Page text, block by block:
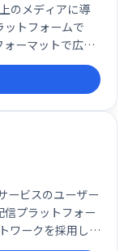
のメディアに導
ットフォームで
ーマットで広告
ロジーで高品質な
す。データプラ
マーケティング効
広告主両方の課
ービスのユーザー
プラットフォー
ワークを採用し、
にのみ課金され